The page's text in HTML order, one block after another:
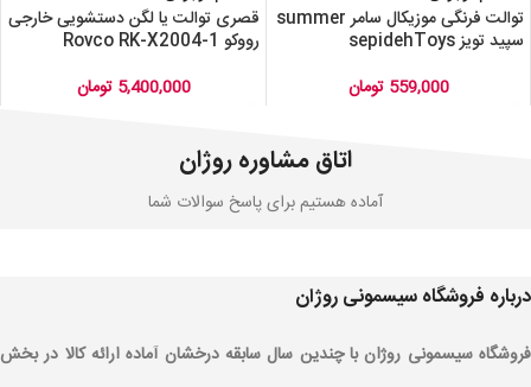
‌‎توالت فرنگی موزیکال سامر summer
‌سپید تویز sepidehToys
559,000 تومان
قصری توالت یا لگن دستشویی خارجی
رووکو Rovco RK-X2004-1
5,400,000 تومان
اتاق مشاوره روژان
آماده هستیم برای پاسخ سوالات شما
درباره فروشگاه سیسمونی روژان
فروشگاه سیسمونی روژان با چندین سال سابقه درخشان آماده ارائه کالا در بخش